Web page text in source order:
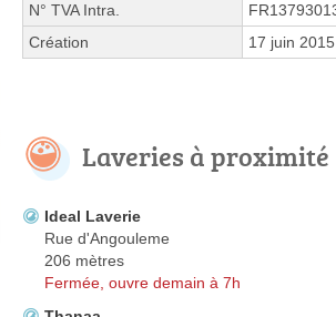
N° TVA Intra.
Création
17 juin 2015
Laveries à proximité
Ideal Laverie
Rue d'Angouleme
206 mètres
Fermée, ouvre demain à 7h